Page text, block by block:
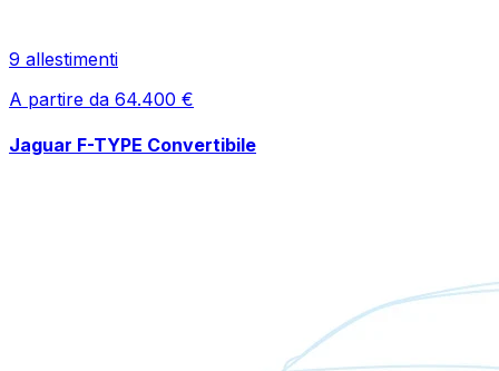
9 allestimenti
A partire da 64.400 €
Jaguar F-TYPE Convertibile